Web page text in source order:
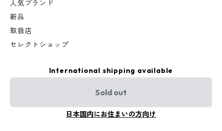
人気ブランド
新品
取扱店
セレクトショップ
International shipping available
Sold out
日本国内にお住まいの方向け